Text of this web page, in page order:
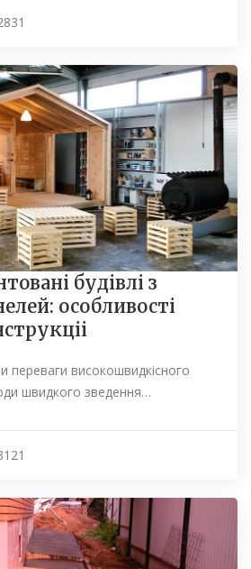
будівлі з
особливості
переваги високошвидкісного
швидкого зведення…